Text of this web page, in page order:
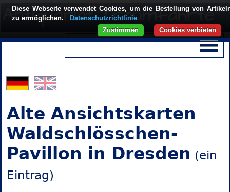
Alte Ansichtskarten
Waldschlösschen-
Pavillon in Dresden (ein
Eintrag)
Diese Webseite verwendet Cookies, um die Bestellung von
zu ermöglichen.
Datenschutzrichtlinie
Cookies verbieten
Zustimmen